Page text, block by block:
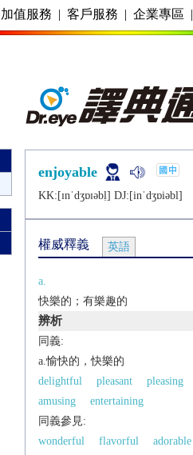
加值服務 | 客戶服務 | 企業專區 |
enjoyable
KK:[ɪnˈdʒɒɪǝbḷ] DJ:[inˈdʒɒiǝbl]
權威釋義 英語
a.
快樂的；有樂趣的
辨析
同義:
a.愉快的，快樂的
delightful
pleasant pleasing
amusing
entertaining
同義參見:
wonderful
flavorful adorable